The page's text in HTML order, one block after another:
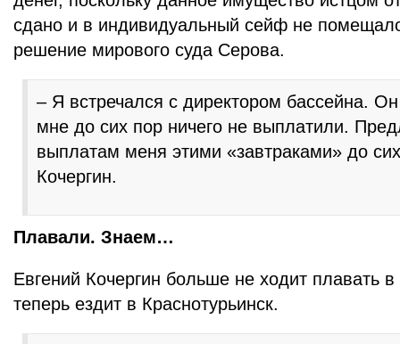
сдано и в индивидуальный сейф не
решение мирового суда Серова.
– Я встречался с директором бассейна.
мне до сих пор ничего не выплатили.
выплатам меня этими «завтраками» до
Кочергин.
Плавали. Знаем…
Евгений Кочергин больше не ходит плавать
теперь ездит в Краснотурьинск.